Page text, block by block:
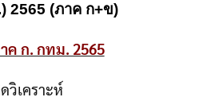
2565 (ภาค ก+ข)
ค ก. กทม. 2565
วิเคราะห์